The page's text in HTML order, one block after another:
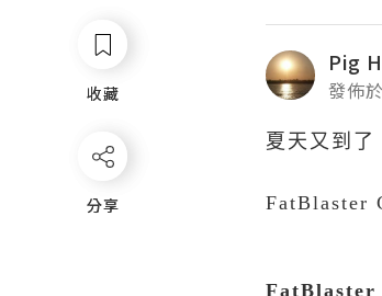
收藏
分享
Pig
發佈
夏天又到了
FatBlaster
FatBlaster
收藏
分享